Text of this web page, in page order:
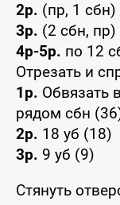
2р. (пр, 1 сбн)
3р. (2 сбн,
4р-5р. по 12
Отрезать и
1р. Обвязать
рядом сбн
2р. 18 уб (18)
3р. 9 уб (9)
Стянуть